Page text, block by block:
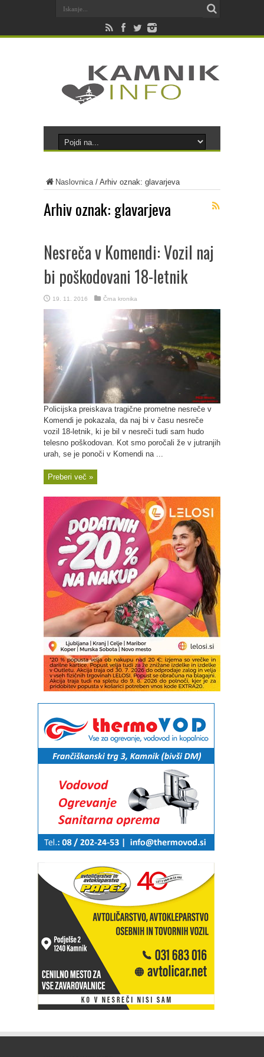
Naslovnica/ Arhiv oznak: glavarjeva
Arhiv oznak: glavarjeva
Nesreča v Komendi: Vozil naj
bi poškodovani 18-letnik
19. 11. 2016 Črna kronika
Policijska preiskava tragične prometne nesreče v
Komendi je pokazala, da naj bi v času nesreče
vozil 18-letnik, ki je bil v nesreči tudi sam hudo
telesno poškodovan. Kot smo poročali že v jutranjih
urah, se je ponoči v Komendi na ...
Preberi več »